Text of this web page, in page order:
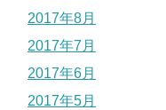
2017年8月
2017年7月
2017年6月
2017年5月